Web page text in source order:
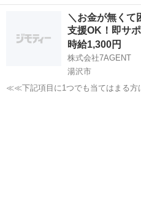
ちのお金がほとんど無い ②今日泊ま
る、止まりそう ④今スグ働きたい ⑤いっぱい
コーディネータ...
倉庫 生活支
＼お金が無くて
支援OK！即サ
時給1,300円
株式会社7AGENT
湯沢市
≪≪下記項目に1つでも当てはまる